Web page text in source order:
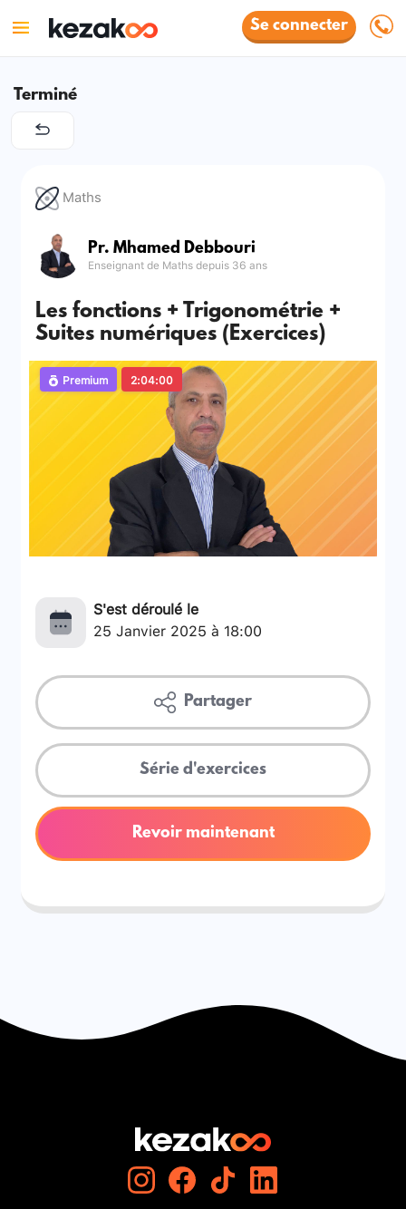
Se connecter
Terminé
Maths
Pr. Mhamed Debbouri
Enseignant de Maths depuis 36 ans
Les fonctions + Trigonométrie +
Suites numériques (Exercices)
Premium 2:04:00
S'est déroulé le
25 Janvier 2025 à 18:00
Partager
Série d'exercices
Revoir maintenant